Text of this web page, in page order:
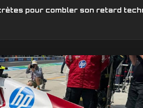
pour combler son retard